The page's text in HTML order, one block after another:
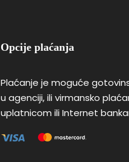
Opcije plaćanja
Plaćanje je moguće
u agenciji, ili virmansko
uplatnicom ili Internet